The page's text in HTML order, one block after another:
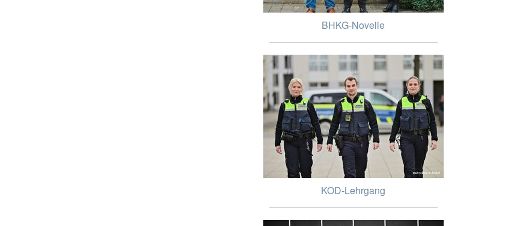
BHKG-Novelle
KOD-Lehrgang